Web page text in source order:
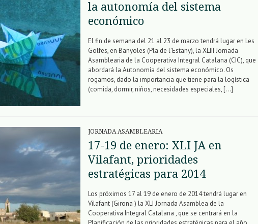
la autonomía del sistema
económico
El fin de semana del 21 al 23 de marzo tendrá lugar en Les
Golfes, en Banyoles (Pla de l’Estany), la XLIII Jornada
Asamblearia de la Cooperativa Integral Catalana (CIC), que
abordará la Autonomía del sistema económico. Os
rogamos, dado la importancia que tiene para la logística
(comida, dormir, niños, necesidades especiales, […]
JORNADA ASAMBLEARIA
17-19 de enero: XLI JA en
Vilafant, prioridades
estratégicas para 2014
Los próximos 17 al 19 de enero de 2014 tendrá lugar en
Vilafant (Girona ) la XLI Jornada Asamblea de la
Cooperativa Integral Catalana , que se centrará en la